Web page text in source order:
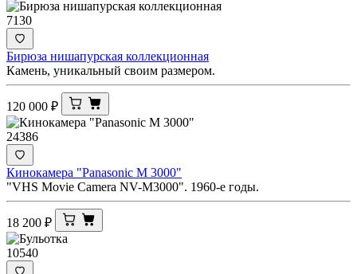
7130
Бирюза нишапурская коллекционная
Камень, уникальный своим размером.
120 000 ₽
24386
Кинокамера "Panasonic M 3000"
"VHS Movie Camera NV-M3000". 1960-е годы.
18 200 ₽
10540